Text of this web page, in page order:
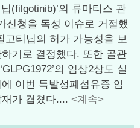
(filgotinib)’의 류마티스 관
신청을 독성 이슈로 거절했
고티닙의 허가 가능성을 보
기로 결정했다. 또한 골관
의 임상2상도 실
이번 특발성폐섬유증 임
가 겹쳤다.... <계속>